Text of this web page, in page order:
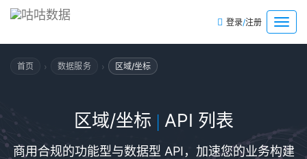
菜
单
登录/注册
首页 › 数据服务 › 区域/坐标
区域/坐标 | API 列表
商用合规的功能型与数据型 API，加速您的业务构建